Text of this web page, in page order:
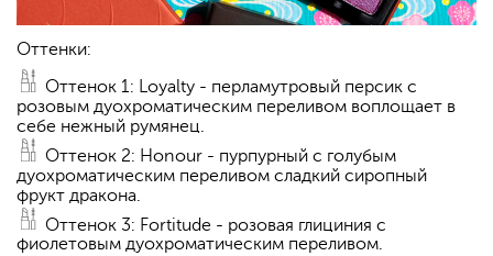
Оттенки:
Оттенок 1: Loyalty - перламутровый персик с
розовым дуохроматическим переливом воплощает в
себе нежный румянец.
Оттенок 2: Honour - пурпурный с голубым
дуохроматическим переливом сладкий сиропный
фрукт дракона.
Оттенок 3: Fortitude - розовая глициния с
фиолетовым дуохроматическим переливом.